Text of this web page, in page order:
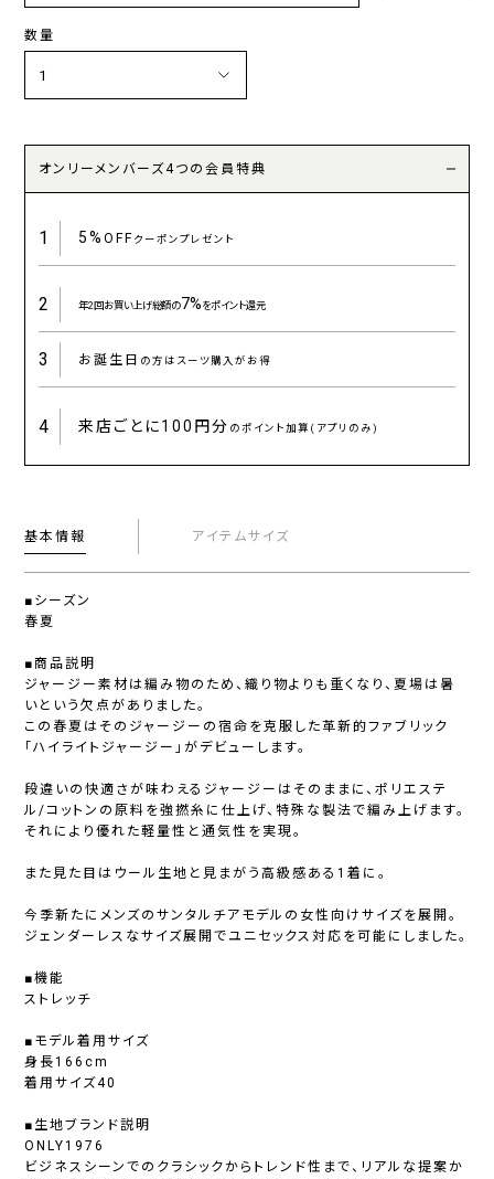
数量
オンリーメンバーズ4つの会員特典
1 5%OFFクーポンプレゼント
2 年2回お買い上げ総額の7%をポイント還元
3 お誕生日 の方はスーツ購入がお得
4 来店ごとに100円分 のポイント加算(アプリのみ)
基本情報 アイテムサイズ
■シーズン
春夏
■商品説明
ジャージー素材は編み物のため、織り物よりも重くなり、夏場は暑
いという欠点がありました。
この春夏はそのジャージーの宿命を克服した革新的ファブリック
「ハイライトジャージー」がデビューします。
段違いの快適さが味わえるジャージーはそのままに、ポリエステ
ル/コットンの原料を強撚糸に仕上げ、特殊な製法で編み上げます。
それにより優れた軽量性と通気性を実現。
また見た目はウール生地と見まがう高級感ある1着に。
今季新たにメンズのサンタルチアモデルの女性向けサイズを展開。
ジェンダーレスなサイズ展開でユニセックス対応を可能にしました。
■機能
ストレッチ
■モデル着用サイズ
身長166cm
着用サイズ40
■生地ブランド説明
ONLY1976
ビジネスシーンでのクラシックからトレンド性まで、リアルな提案か